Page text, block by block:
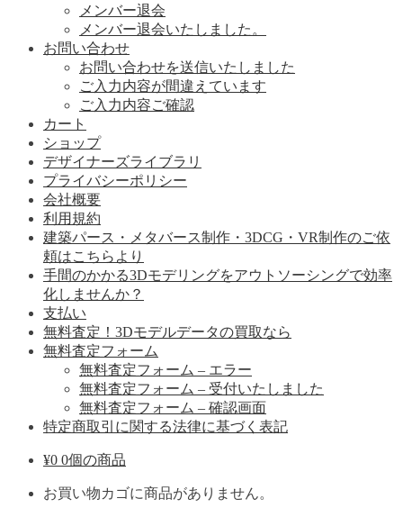
メンバー退会
メンバー退会いたしました。
お問い合わせ
お問い合わせを送信いたしました
ご入力内容が間違えています
ご入力内容ご確認
カート
ショップ
デザイナーズライブラリ
プライバシーポリシー
会社概要
利用規約
建築パース・メタバース制作・3DCG・VR制作のご依
頼はこちらより
手間のかかる3Dモデリングをアウトソーシングで効率
化しませんか？
支払い
無料査定！3Dモデルデータの買取なら
無料査定フォーム
無料査定フォーム – エラー
無料査定フォーム – 受付いたしました
無料査定フォーム – 確認画面
特定商取引に関する法律に基づく表記
¥0 0個の商品
お買い物カゴに商品がありません。